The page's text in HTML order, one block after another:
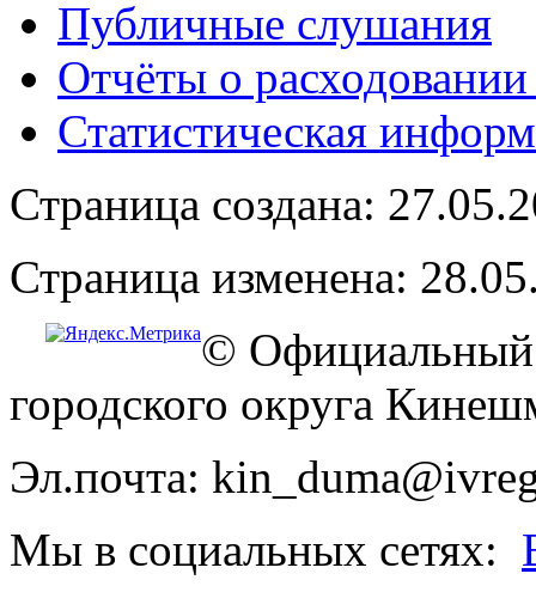
Публичные слушания
Отчёты о
Статистическая
Страница создана:
Страница изменена:
© Официальный
городского округа
Эл.почта:
Мы в социальных сетях: